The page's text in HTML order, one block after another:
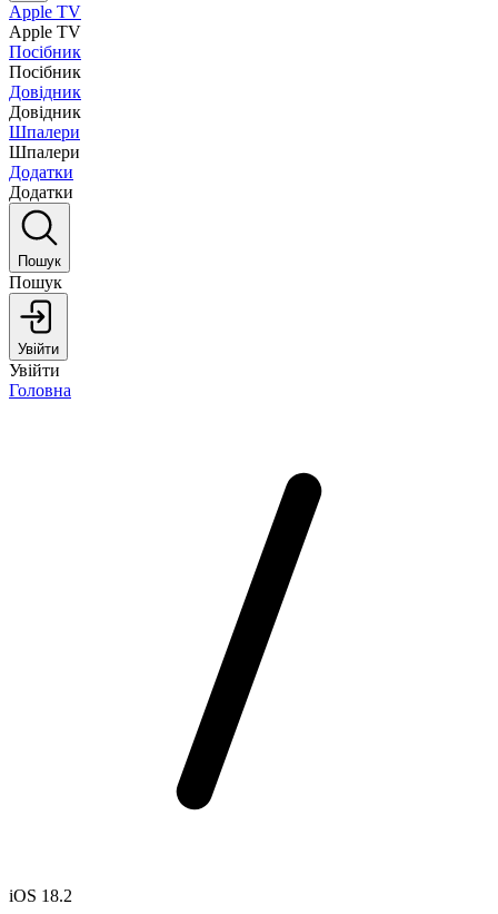
Apple TV
Apple TV
Посібник
Посібник
Довідник
Довідник
Шпалери
Шпалери
Додатки
Додатки
Пошук
Пошук
Увійти
Увійти
Головна
iOS 18.2